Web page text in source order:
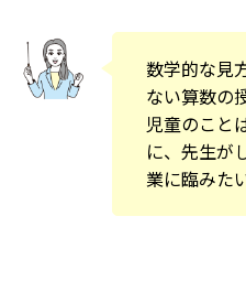
数学的な見
ない算数の
児童のこと
に、先生が
業に臨みた